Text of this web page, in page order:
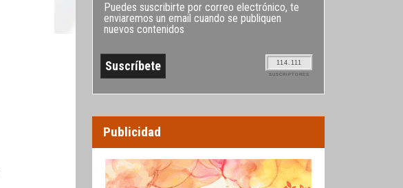
Puedes suscribirte por correo electrónico, te
enviaremos un email cuando se publiquen
nuevos contenidos
114.111
SUSCRIPTORES
Publicidad